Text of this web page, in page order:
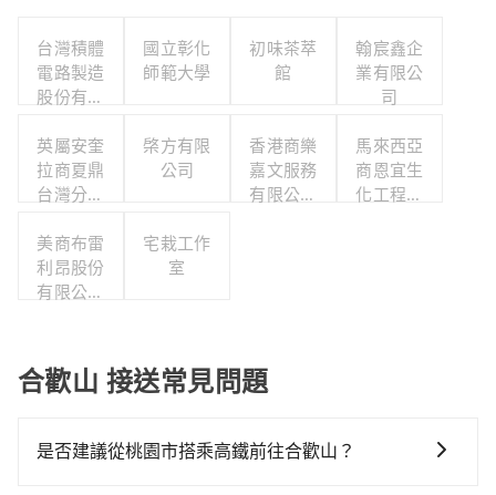
台灣積體
電路製造
股份有限
國立彰化
師範大學
初味茶萃
館
翰宸鑫企
業有限公
司
英屬安奎
拉商夏鼎
台灣分公
棨方有限
公司
香港商樂
嘉文服務
有限公司
馬來西亞
商恩宜生
化工程有
美商布雷
利昂股份
有限公司
宅栽工作
室
合歡山 接送常見問題
是否建議從桃園市搭乘高鐵前往合歡山？